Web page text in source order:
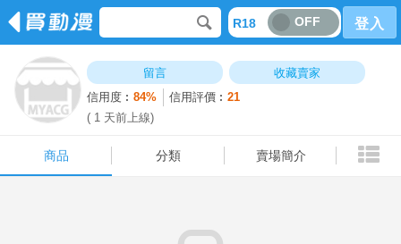
R18 OFF 登入
留言
收藏賣家
信用度︰84% 信用評價︰21
( 1 天前上線)
商品 分類 賣場簡介
商品 分類 賣場簡介